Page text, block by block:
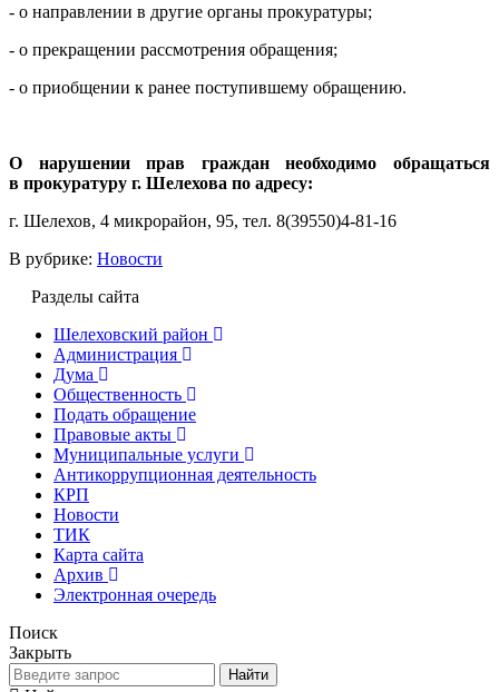
- о направлении в другие органы прокуратуры;
- о прекращении рассмотрения обращения;
- о приобщении к ранее поступившему обращению.
О нарушении прав граждан необходимо обращаться
в прокуратуру г. Шелехова по адресу:
г. Шелехов, 4 микрорайон, 95, тел. 8(39550)4-81-16
В рубрике: Новости
Разделы сайта
Шелеховский район
Администрация
Дума
Общественность
Подать обращение
Правовые акты
Муниципальные услуги
Антикоррупционная деятельность
КРП
Новости
ТИК
Карта сайта
Архив
Электронная очередь
Поиск
Закрыть
Найти